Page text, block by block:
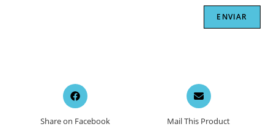
Opens
in
new
Share on Facebook
Opens
in
a
new
Mail This Product